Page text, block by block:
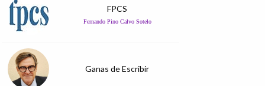
FPCS
Fernando Pino Calvo Sotelo
Ganas de Escribir